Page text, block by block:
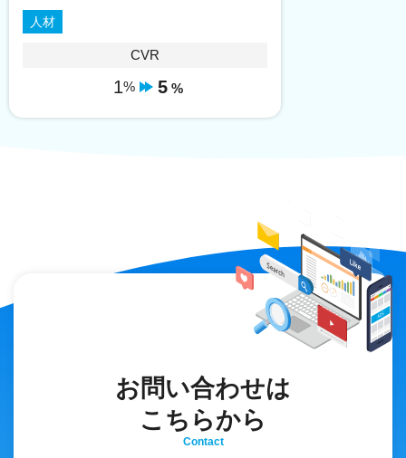
人材
CVR
1% 5%
お問い合わせは
こちらから
Contact